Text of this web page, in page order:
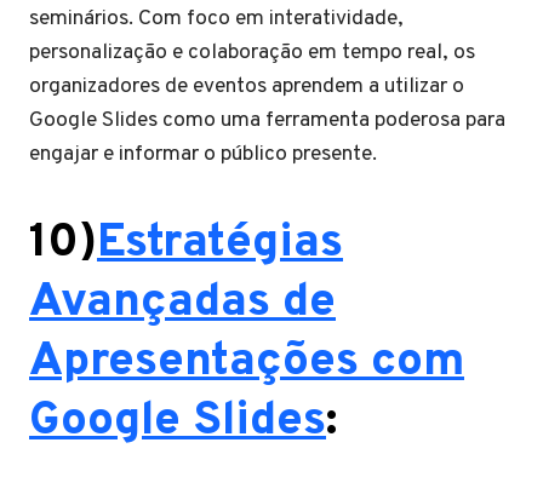
seminários. Com foco em interatividade,
personalização e colaboração em tempo real, os
organizadores de eventos aprendem a utilizar o
Google Slides como uma ferramenta poderosa para
engajar e informar o público presente.
10)Estratégias
Avançadas de
Apresentações com
Google Slides: